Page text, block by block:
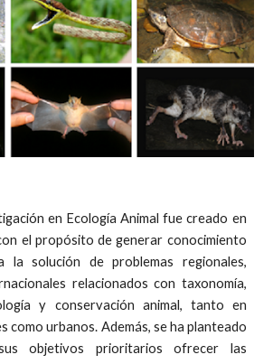
en Ecología Animal fue creado en
el propósito de generar conocimiento
la solución de problemas regionales,
relacionados con taxonomía,
y conservación animal, tanto en
como urbanos. Además, se ha planteado
objetivos prioritarios ofrecer las